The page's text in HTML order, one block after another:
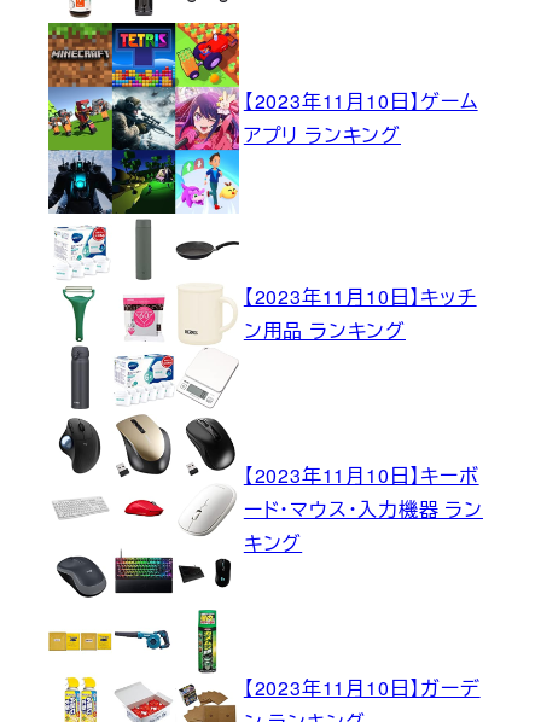
【2023年11月10日】ゲーム
アプリ ランキング
【2023年11月10日】キッチ
ン用品 ランキング
【2023年11月10日】キーボ
ード・マウス・入力機器 ラン
キング
【2023年11月10日】ガーデ